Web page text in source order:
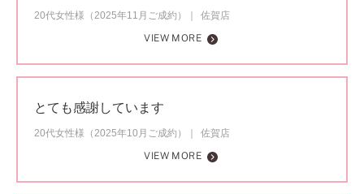
20代女性様（2025年11月ご成約）
佐賀店
VIEW MORE
とても感謝しています
20代女性様（2025年10月ご成約）
佐賀店
VIEW MORE